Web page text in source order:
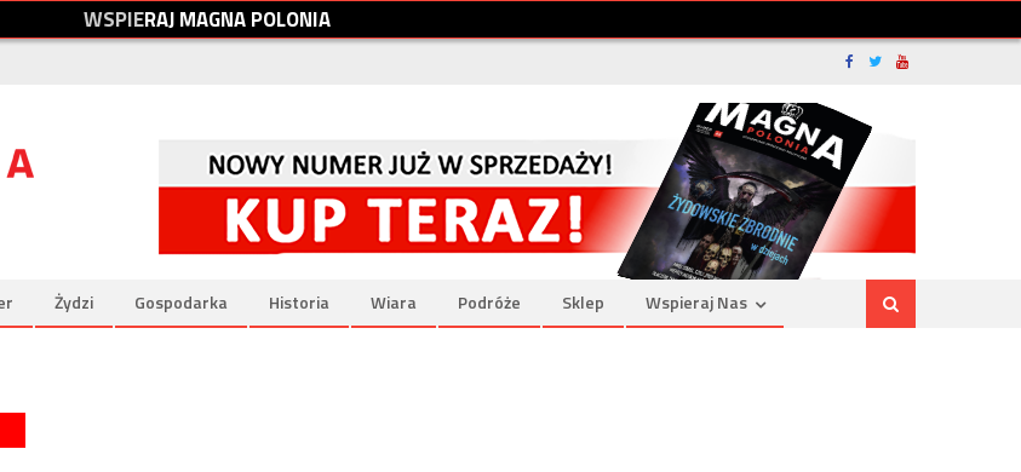
WSPIERAJMAGNAPOLONIA
Żydzi Gospodarka Historia Wiara Podróże Sklep Wspieraj Nas